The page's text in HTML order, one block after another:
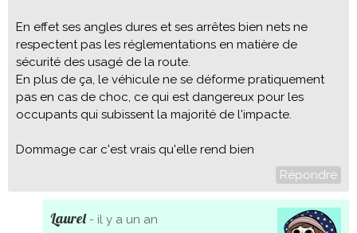
En effet ses angles dures et ses arrêtes bien nets ne
respectent pas les réglementations en matière de
sécurité des usagé de la route.
En plus de ça, le véhicule ne se déforme pratiquement
pas en cas de choc, ce qui est dangereux pour les
occupants qui subissent la majorité de l'impacte.
Dommage car c'est vrais qu'elle rend bien
Répondre
Laurel- il y a un an